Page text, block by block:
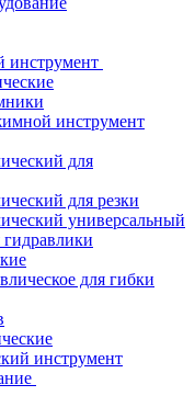
инструмент
инструмент
для
для резки
универсальный
для гибки
инструмент